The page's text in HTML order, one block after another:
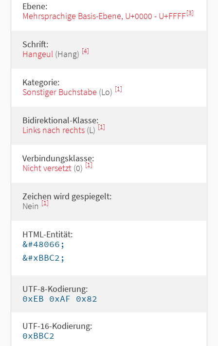
Ebene:
Mehrsprachige Basis-Ebene, U+0000 - U+FFFF[3]
Schrift:
Hangeul(Hang) [4]
Kategorie:
Sonstiger Buchstabe (Lo) [1]
Bidirektional-Klasse:
Links nach rechts(L) [1]
Verbindungsklasse:
Nicht versetzt(0) [1]
Zeichen wird gespiegelt:
Nein [1]
HTML-Entität:
&#48066;
&#xBBC2;
UTF-8-Kodierung:
0xEB 0xAF 0x82
UTF-16-Kodierung:
0xBBC2